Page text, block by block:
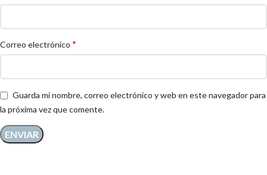
Correo electrónico *
Guarda mi nombre, correo electrónico y web en este navegador para
la próxima vez que comente.